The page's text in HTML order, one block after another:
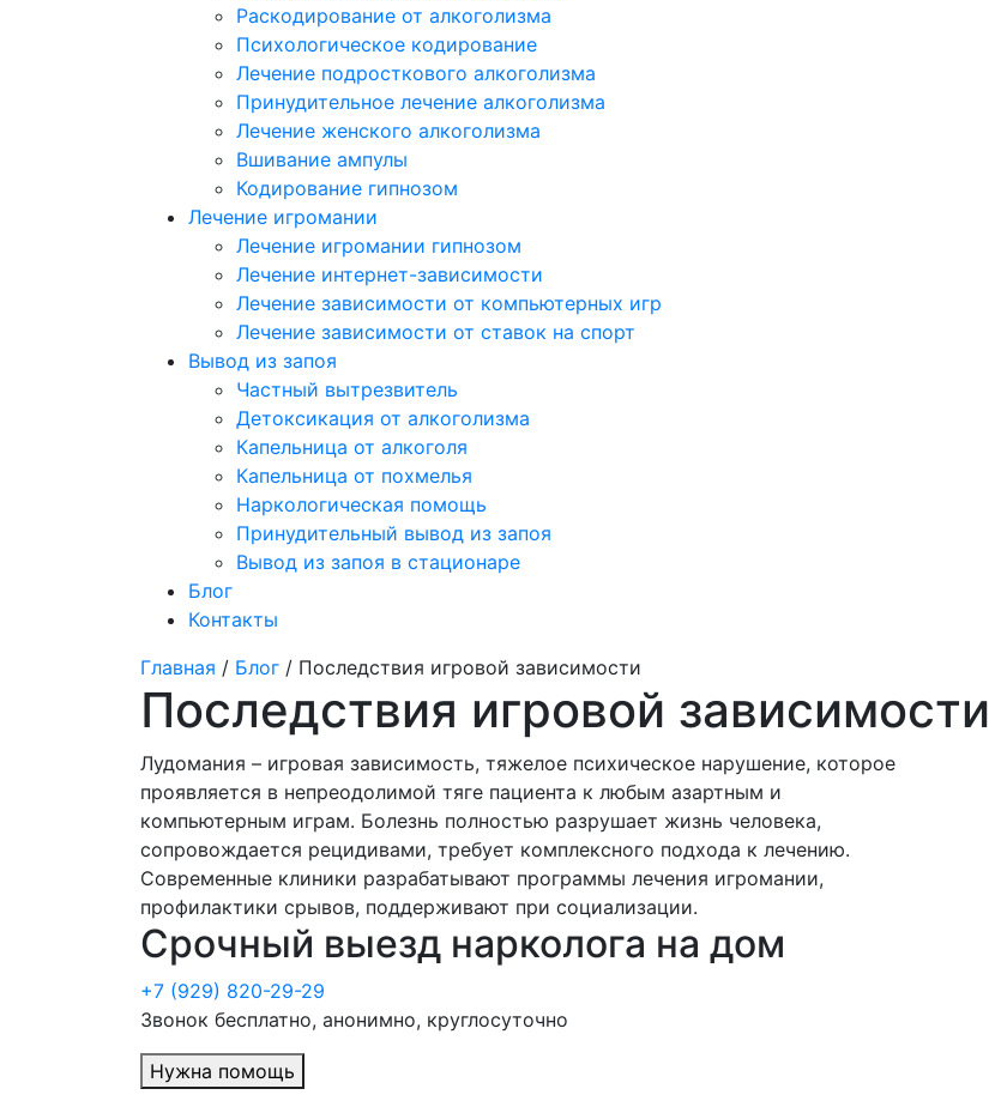
Раскодирование от алкоголизма
Психологическое кодирование
Лечение подросткового алкоголизма
Принудительное лечение алкоголизма
Лечение женского алкоголизма
Вшивание ампулы
Кодирование гипнозом
Лечение игромании
Лечение игромании гипнозом
Лечение интернет-зависимости
Лечение зависимости от компьютерных игр
Лечение зависимости от ставок на спорт
Вывод из запоя
Частный вытрезвитель
Детоксикация от алкоголизма
Капельница от алкоголя
Капельница от похмелья
Наркологическая помощь
Принудительный вывод из запоя
Вывод из запоя в стационаре
Блог
Контакты
Главная / Блог / Последствия игровой зависимости
Последствия игровой зависимости
Лудомания – игровая зависимость, тяжелое психическое нарушение, которое
проявляется в непреодолимой тяге пациента к любым азартным и
компьютерным играм. Болезнь полностью разрушает жизнь человека,
сопровождается рецидивами, требует комплексного подхода к лечению.
Современные клиники разрабатывают программы лечения игромании,
профилактики срывов, поддерживают при социализации.
Срочный выезд нарколога на дом
+7 (929) 820-29-29
Звонок бесплатно, анонимно, круглосуточно
Нужна помощь